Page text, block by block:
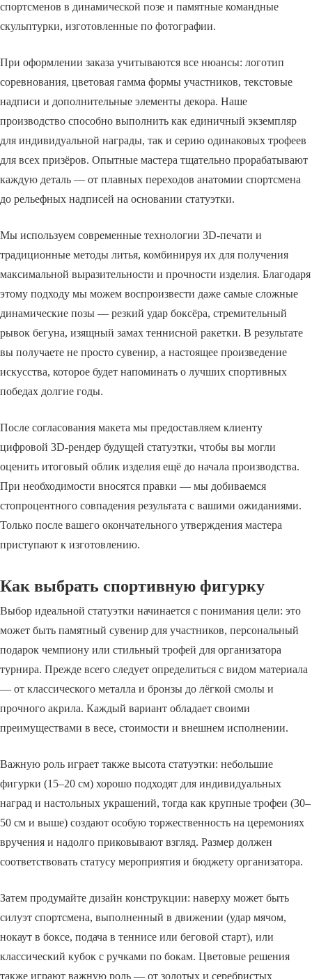
спортсменов в динамической позе и памятные командные
скульптурки, изготовленные по фотографии.
При оформлении заказа учитываются все нюансы: логотип
соревнования, цветовая гамма формы участников, текстовые
надписи и дополнительные элементы декора. Наше
производство способно выполнить как единичный экземпляр
для индивидуальной награды, так и серию одинаковых трофеев
для всех призёров. Опытные мастера тщательно прорабатывают
каждую деталь — от плавных переходов анатомии спортсмена
до рельефных надписей на основании статуэтки.
Мы используем современные технологии 3D-печати и
традиционные методы литья, комбинируя их для получения
максимальной выразительности и прочности изделия. Благодаря
этому подходу мы можем воспроизвести даже самые сложные
динамические позы — резкий удар боксёра, стремительный
рывок бегуна, изящный замах теннисной ракетки. В результате
вы получаете не просто сувенир, а настоящее произведение
искусства, которое будет напоминать о лучших спортивных
победах долгие годы.
После согласования макета мы предоставляем клиенту
цифровой 3D-рендер будущей статуэтки, чтобы вы могли
оценить итоговый облик изделия ещё до начала производства.
При необходимости вносятся правки — мы добиваемся
стопроцентного совпадения результата с вашими ожиданиями.
Только после вашего окончательного утверждения мастера
приступают к изготовлению.
Как выбрать спортивную фигурку
Выбор идеальной статуэтки начинается с понимания цели: это
может быть памятный сувенир для участников, персональный
подарок чемпиону или стильный трофей для организатора
турнира. Прежде всего следует определиться с видом материала
— от классического металла и бронзы до лёгкой смолы и
прочного акрила. Каждый вариант обладает своими
преимуществами в весе, стоимости и внешнем исполнении.
Важную роль играет также высота статуэтки: небольшие
фигурки (15–20 см) хорошо подходят для индивидуальных
наград и настольных украшений, тогда как крупные трофеи (30–
50 см и выше) создают особую торжественность на церемониях
вручения и надолго приковывают взгляд. Размер должен
соответствовать статусу мероприятия и бюджету организатора.
Затем продумайте дизайн конструкции: наверху может быть
силуэт спортсмена, выполненный в движении (удар мячом,
нокаут в боксе, подача в теннисе или беговой старт), или
классический кубок с ручками по бокам. Цветовые решения
также играют важную роль — от золотых и серебристых